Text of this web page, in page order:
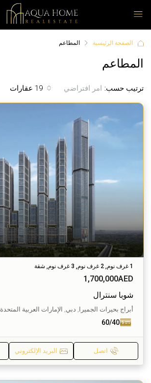
الصفحة الرئيسية المطاعم
المطاعم
19 عقارات ترتيب حسب: امر افتراضي
1 غرف نوم, 2 غرف نوم, 3 غرف نوم, شقة
1,700,000AED
شوبا سنترال
أبراج بحيرات الجميرا, دبي, الإمارات العربية المتحدة
60/40
اتصل البريد الإلكتروني